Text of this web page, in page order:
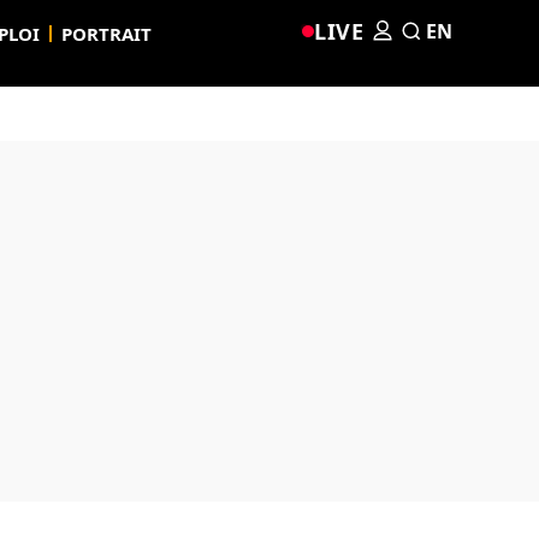
PORTRAIT LIVE EN